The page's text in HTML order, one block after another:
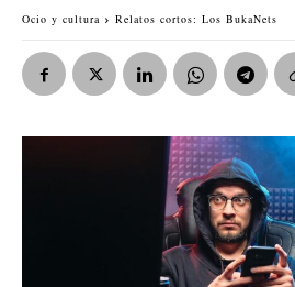
Ocio y cultura Relatos cortos: Los BukaNets